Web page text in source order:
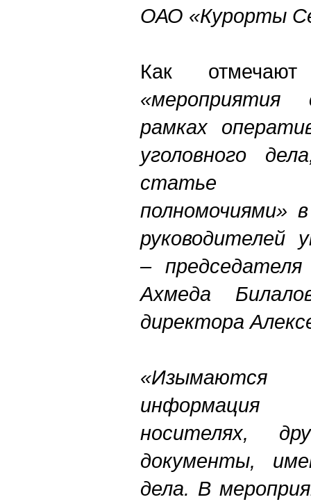
ОАО «Курорты
Как
«мероприятия
рамках
уголовного
статье
полномочиями»
руководителей
–
Ахмеда
директора
«Изымаются
информация
носителях,
документы,
дела. В